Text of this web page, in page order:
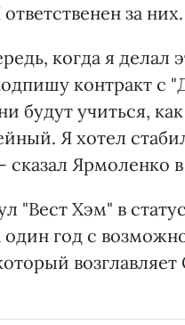
за них.
когда я делал
контракт с
будут учиться,
Я хотел
сказал Ярмоленко в
"Вест Хэм" в
один год с
возглавляет